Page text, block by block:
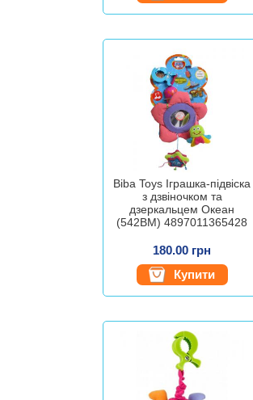
Biba Toys Іграшка-підвіска
з дзвіночком та
дзеркальцем Океан
(542BM) 4897011365428
180.00 грн
Купити